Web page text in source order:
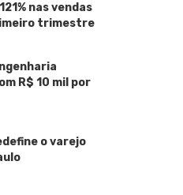
nas vendas
trimestre
R$ 10 mil por
o varejo